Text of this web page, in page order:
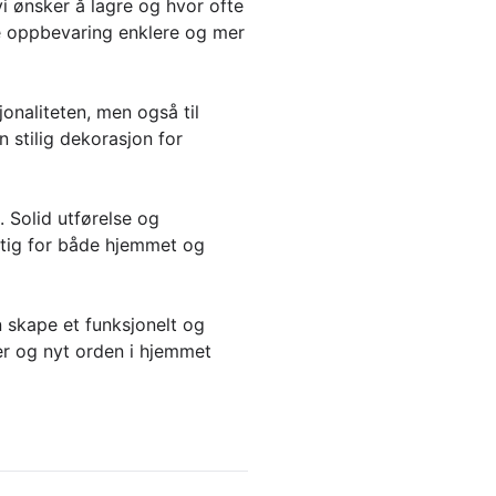
ønsker å lagre og hvor ofte
enklere og mer
men også til
stilig dekorasjon for
Solid utførelse og
for både hjemmet og
et funksjonelt og
og nyt orden i hjemmet